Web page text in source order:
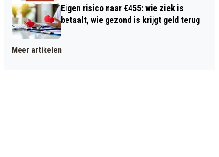
Eigen risico naar €455: wie ziek is
betaalt, wie gezond is krijgt geld terug
Meer artikelen